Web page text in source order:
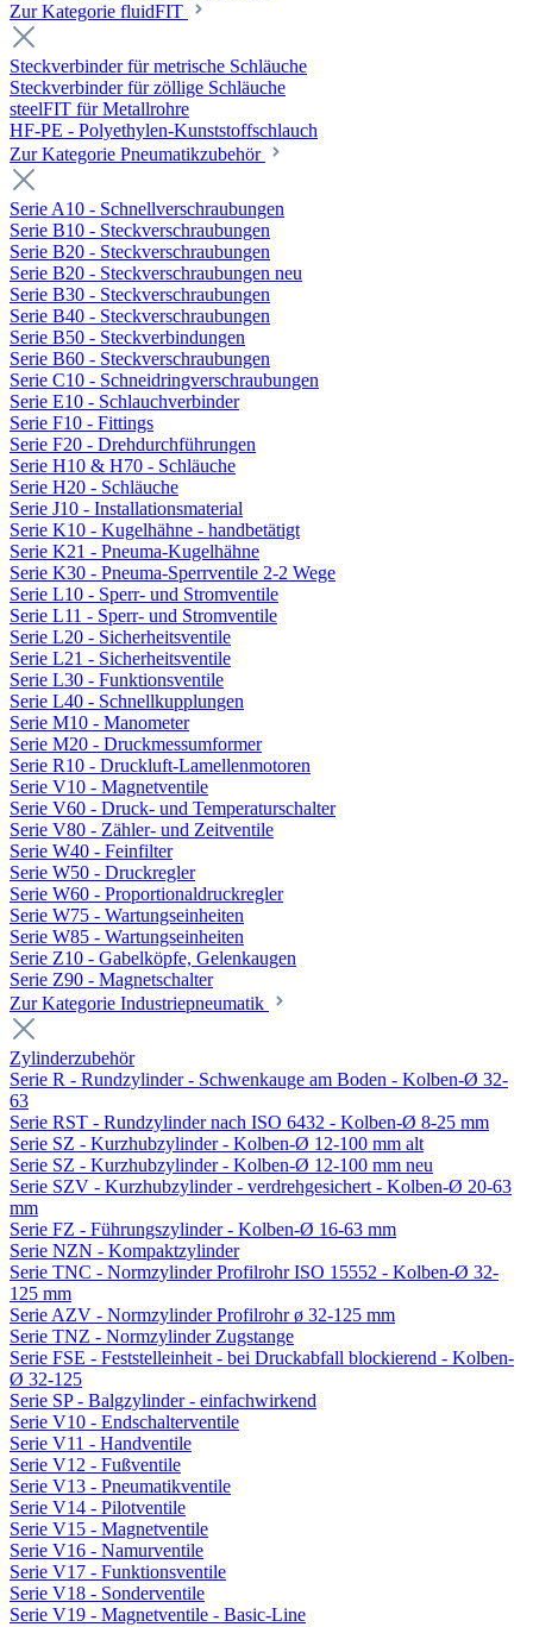
Zur Kategorie fluidFIT
Steckverbinder für metrische Schläuche
Steckverbinder für zöllige Schläuche
steelFIT für Metallrohre
HF-PE - Polyethylen-Kunststoffschlauch
Zur Kategorie Pneumatikzubehör
Serie A10 - Schnellverschraubungen
Serie B10 - Steckverschraubungen
Serie B20 - Steckverschraubungen
Serie B20 - Steckverschraubungen neu
Serie B30 - Steckverschraubungen
Serie B40 - Steckverschraubungen
Serie B50 - Steckverbindungen
Serie B60 - Steckverschraubungen
Serie C10 - Schneidringverschraubungen
Serie E10 - Schlauchverbinder
Serie F10 - Fittings
Serie F20 - Drehdurchführungen
Serie H10 & H70 - Schläuche
Serie H20 - Schläuche
Serie J10 - Installationsmaterial
Serie K10 - Kugelhähne - handbetätigt
Serie K21 - Pneuma-Kugelhähne
Serie K30 - Pneuma-Sperrventile 2-2 Wege
Serie L10 - Sperr- und Stromventile
Serie L11 - Sperr- und Stromventile
Serie L20 - Sicherheitsventile
Serie L21 - Sicherheitsventile
Serie L30 - Funktionsventile
Serie L40 - Schnellkupplungen
Serie M10 - Manometer
Serie M20 - Druckmessumformer
Serie R10 - Druckluft-Lamellenmotoren
Serie V10 - Magnetventile
Serie V60 - Druck- und Temperaturschalter
Serie V80 - Zähler- und Zeitventile
Serie W40 - Feinfilter
Serie W50 - Druckregler
Serie W60 - Proportionaldruckregler
Serie W75 - Wartungseinheiten
Serie W85 - Wartungseinheiten
Serie Z10 - Gabelköpfe, Gelenkaugen
Serie Z90 - Magnetschalter
Zur Kategorie Industriepneumatik
Zylinderzubehör
Serie R - Rundzylinder - Schwenkauge am Boden - Kolben-Ø 32-
63
Serie RST - Rundzylinder nach ISO 6432 - Kolben-Ø 8-25 mm
Serie SZ - Kurzhubzylinder - Kolben-Ø 12-100 mm alt
Serie SZ - Kurzhubzylinder - Kolben-Ø 12-100 mm neu
Serie SZV - Kurzhubzylinder - verdrehgesichert - Kolben-Ø 20-63
mm
Serie FZ - Führungszylinder - Kolben-Ø 16-63 mm
Serie NZN - Kompaktzylinder
Serie TNC - Normzylinder Profilrohr ISO 15552 - Kolben-Ø 32-
125 mm
Serie AZV - Normzylinder Profilrohr ø 32-125 mm
Serie TNZ - Normzylinder Zugstange
Serie FSE - Feststelleinheit - bei Druckabfall blockierend - Kolben-
Ø 32-125
Serie SP - Balgzylinder - einfachwirkend
Serie V10 - Endschalterventile
Serie V11 - Handventile
Serie V12 - Fußventile
Serie V13 - Pneumatikventile
Serie V14 - Pilotventile
Serie V15 - Magnetventile
Serie V16 - Namurventile
Serie V17 - Funktionsventile
Serie V18 - Sonderventile
Serie V19 - Magnetventile - Basic-Line